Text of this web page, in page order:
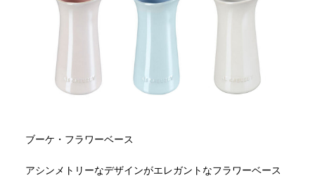
ブーケ・フラワーベース
アシンメトリーなデザインがエレガントなフラワーベース